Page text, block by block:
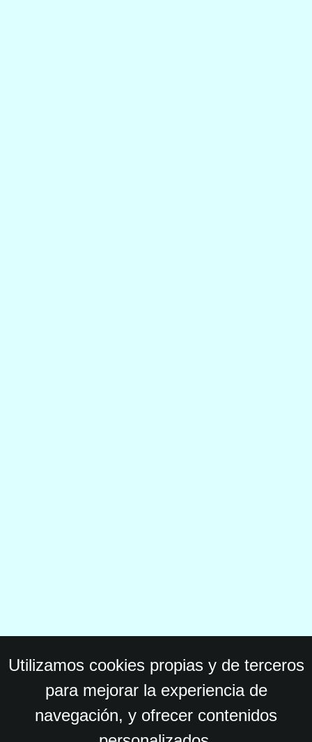
Utilizamos cookies propias y de terceros
para mejorar la experiencia de
navegación, y ofrecer contenidos